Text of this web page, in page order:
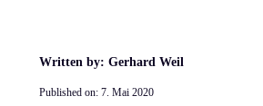
Written by: Gerhard Weil
Published on: 7. Mai 2020